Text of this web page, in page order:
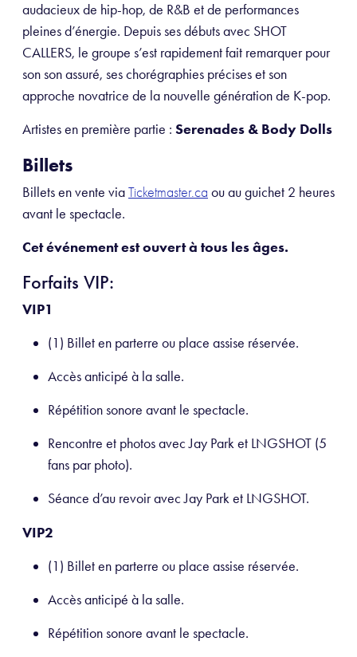
audacieux de hip-hop, de R&B et de performances
pleines d’énergie. Depuis ses débuts avec SHOT
CALLERS, le groupe s’est rapidement fait remarquer pour
son son assuré, ses chorégraphies précises et son
approche novatrice de la nouvelle génération de K-pop.
Artistes en première partie : Serenades & Body Dolls
Billets
Billets en vente viaTicketmaster.ca ou au guichet 2 heures
avant le spectacle.
Cet événement est ouvert à tous les âges.
Forfaits VIP:
VIP1
(1) Billet en parterre ou place assise réservée.
Accès anticipé à la salle.
Répétition sonore avant le spectacle.
Rencontre et photos avec Jay Park et LNGSHOT (5
fans par photo).
Séance d’au revoir avec Jay Park et LNGSHOT.
VIP2
(1) Billet en parterre ou place assise réservée.
Accès anticipé à la salle.
Répétition sonore avant le spectacle.